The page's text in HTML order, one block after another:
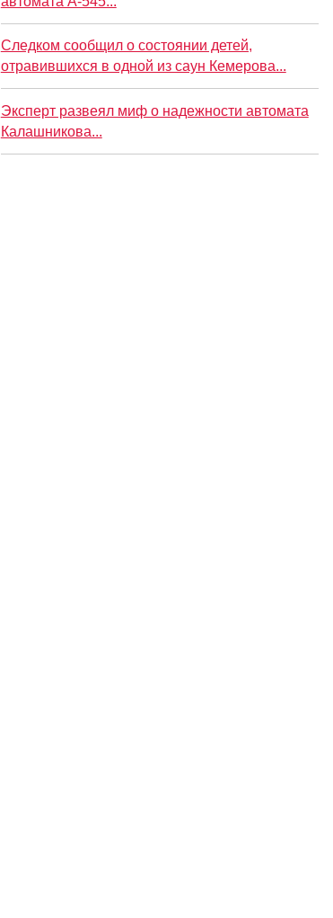
Следком сообщил о состоянии детей,
отравившихся в одной из саун Кемерова...
Эксперт развеял миф о надежности автомата
Калашникова...